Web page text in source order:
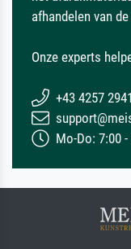
afhandelen van
Onze experts
+43 4257
Mo-Do: 7:00